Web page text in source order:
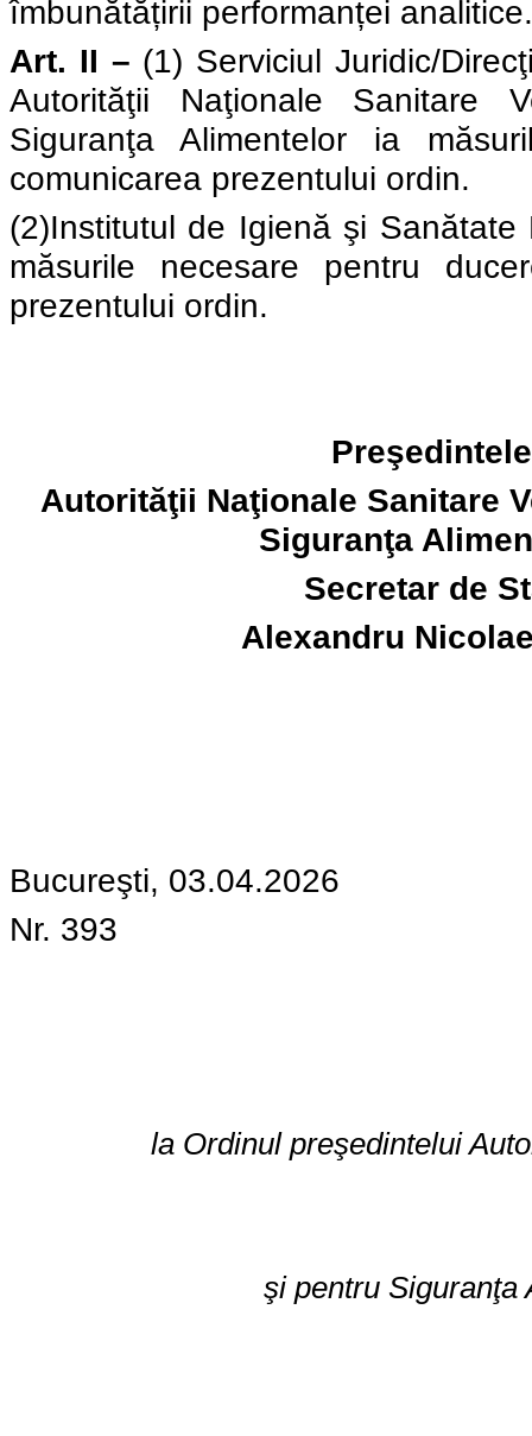
îmbunătățirii performanței
Art. II – (1) Serviciul Juridic/
Autorităţii Naţionale Sanitare
Siguranţa Alimentelor ia
comunicarea prezentului ordin.
(2)Institutul de Igienă şi Sanătate
măsurile necesare pentru
prezentului ordin.
Preşedintele
Autorităţii Naţionale Sanitare
Siguranţa
Secretar de
Alexandru
Bucureşti, 03.04.2026
Nr. 393
la Ordinul preşedintelui
şi pentru Siguranţa